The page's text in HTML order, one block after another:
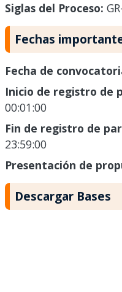
Siglas del Proceso:
Fechas
Fecha de
Inicio de registro de
00:01:00
Fin de registro de
23:59:00
Presentación de
Descargar Bases